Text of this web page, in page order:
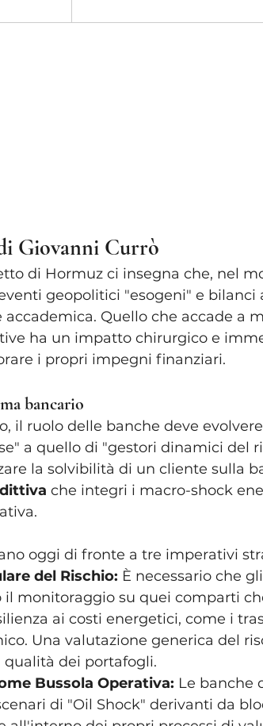
Giovanni Currò
di Hormuz ci insegna che, nel
geopolitici "esogeni" e bilanci
Quello che accade a
ha un impatto chirurgico e
i propri impegni finanziari.
bancario
il ruolo delle banche deve
a quello di "gestori dinamici del
la solvibilità di un cliente sulla
che integri i macro-shock
oggi di fronte a tre imperativi
del Rischio: È necessario che
monitoraggio su quei comparti
ai costi energetici, come i
Una valutazione generica del
qualità dei portafogli.
Bussola Operativa: Le banche
di "Oil Shock" derivanti da